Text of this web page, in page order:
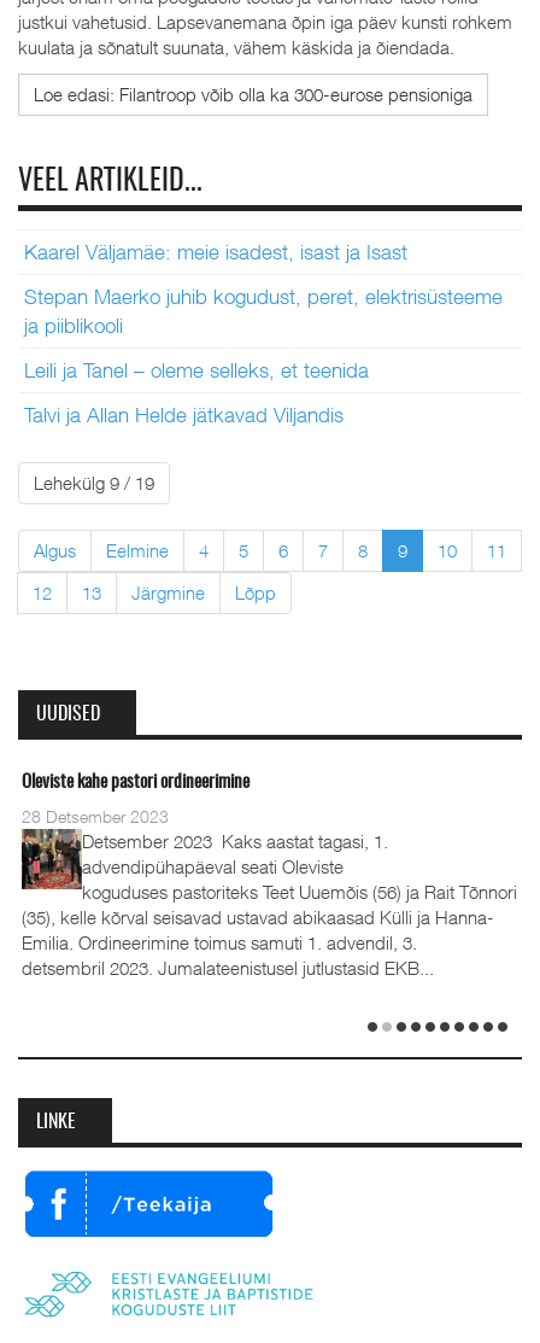
justkui vahetusid. Lapsevanemana õpin iga päev kunsti rohkem
kuulata ja sõnatult suunata, vähem käskida ja õiendada.
Loe edasi: Filantroop võib olla ka 300-eurose pensioniga
VEEL ARTIKLEID...
Kaarel Väljamäe: meie isadest, isast ja Isast
Stepan Maerko juhib kogudust, peret, elektrisüsteeme
ja piiblikooli
Leili ja Tanel – oleme selleks, et teenida
Talvi ja Allan Helde jätkavad Viljandis
Lehekülg 9 / 19
Algus Eelmine 4 5 6 7 8 9 10
11
12
13 Järgmine Lõpp
UUDISED
Oleviste kahe pastori ordineerimine
28 Detsember 2023
Detsember 2023 Kaks aastat tagasi, 1.
advendipühapäeval seati Oleviste
koguduses pastoriteks Teet Uuemõis (56) ja Rait Tõnnori
(35), kelle kõrval seisavad ustavad abikaasad Külli ja Hanna-
Emilia. Ordineerimine toimus samuti 1. advendil, 3.
detsembril 2023. Jumalateenistusel jutlustasid EKB...
LINKE